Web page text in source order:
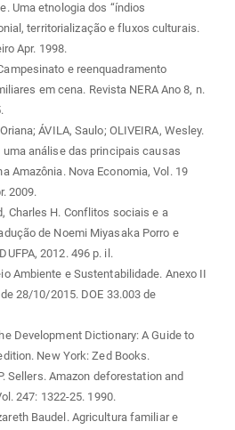
Uma etnologia dos “índios
territorialização e fluxos culturais.
Apr. 1998.
e reenquadramento
em cena. Revista NERA Ano 8, n.
ÁVILA, Saulo; OLIVEIRA, Wesley.
análise das principais causas
Amazônia. Nova Economia, Vol. 19
2009.
Charles H. Conflitos sociais e a
de Noemi Miyasaka Porro e
2012. 496 p. il.
Ambiente e Sustentabilidade. Anexo II
28/10/2015. DOE 33.003 de
Development Dictionary: A Guide to
New York: Zed Books.
Sellers. Amazon deforestation and
247: 1322-25. 1990.
Baudel. Agricultura familiar e